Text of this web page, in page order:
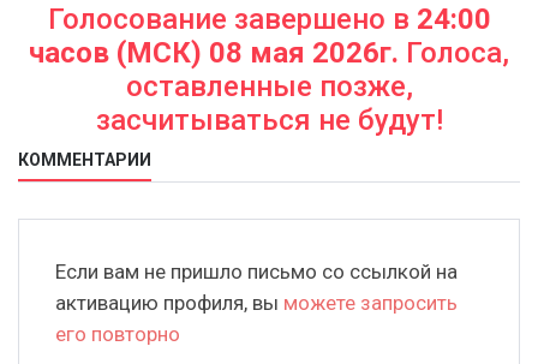
Голосование завершено в 24:00
часов (МСК) 08 мая 2026г. Голоса,
оставленные позже,
засчитываться не будут!
КОММЕНТАРИИ
Если вам не пришло письмо со ссылкой на
активацию профиля, вы можете запросить
его повторно